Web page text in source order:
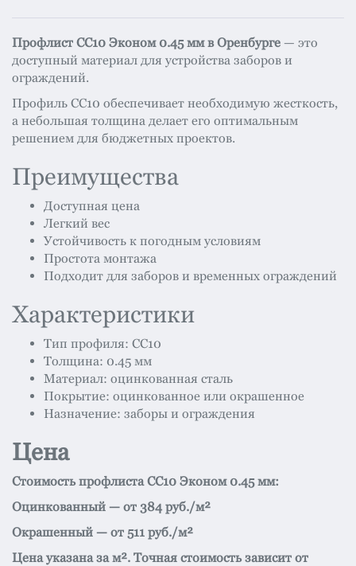
Профлист СС10 Эконом 0.45 мм в Оренбурге — это
доступный материал для устройства заборов и
ограждений.
Профиль СС10 обеспечивает необходимую жесткость,
а небольшая толщина делает его оптимальным
решением для бюджетных проектов.
Преимущества
Доступная цена
Легкий вес
Устойчивость к погодным условиям
Простота монтажа
Подходит для заборов и временных ограждений
Характеристики
Тип профиля: СС10
Толщина: 0.45 мм
Материал: оцинкованная сталь
Покрытие: оцинкованное или окрашенное
Назначение: заборы и ограждения
Цена
Стоимость профлиста СС10 Эконом 0.45 мм:
Оцинкованный — от 384 руб./м²
Окрашенный — от 511 руб./м²
Цена указана за м². Точная стоимость зависит от